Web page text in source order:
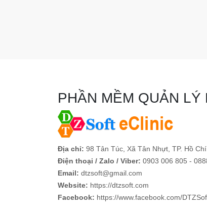
PHẦN MỀM QUẢN LÝ
Địa chỉ: 98 Tân Túc, Xã Tân Nhựt, TP. Hồ
Điện thoại / Zalo / Viber: 0903 006 805 -
Email: dtzsoft@gmail.com
Website: https://dtzsoft.com
Facebook: https://www.facebook.com/